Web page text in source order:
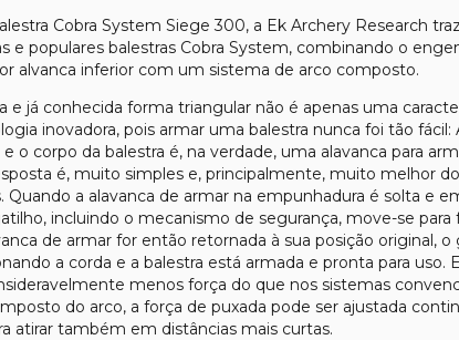
Cobra System Siege 300, a Ek Archery Research
e populares balestras Cobra System, combinando o
alvanca inferior com um sistema de arco composto.
e já conhecida forma triangular não é apenas uma
inovadora, pois armar uma balestra nunca foi tão
o corpo da balestra é, na verdade, uma alavanca para
é, muito simples e, principalmente, muito melhor
Quando a alavanca de armar na empunhadura é solta e
incluindo o mecanismo de segurança, move-se para
de armar for então retornada à sua posição original,
a corda e a balestra está armada e pronta para uso.
menos força do que nos sistemas
do arco, a força de puxada pode ser ajustada
atirar também em distâncias mais curtas.